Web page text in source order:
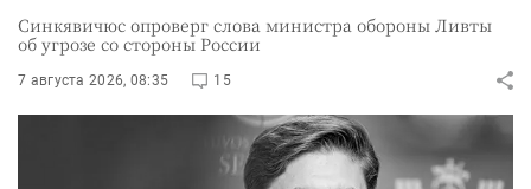
Синкявичюс опроверг слова министра обороны Ливты
об угрозе со стороны России
7 августа 2026, 08:35 15